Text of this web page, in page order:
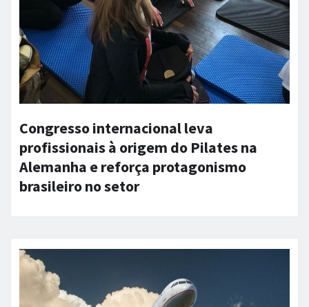
Congresso internacional leva
profissionais à origem do Pilates na
Alemanha e reforça protagonismo
brasileiro no setor